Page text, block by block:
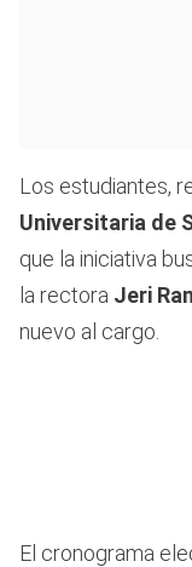
Los estudiantes,
Universitaria de
que la iniciativa
la rectora Jeri
nuevo al cargo.
El cronograma